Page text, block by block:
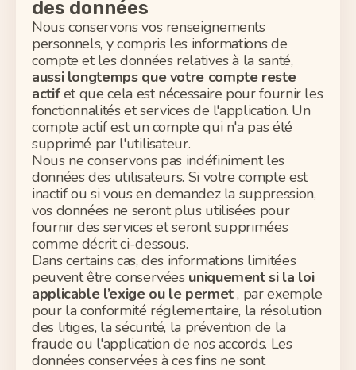
des données
Nous conservons vos renseignements
personnels, y compris les informations de
compte et les données relatives à la santé,
aussi longtemps que votre compte reste
actifet que cela est nécessaire pour fournir les
fonctionnalités et services de l'application. Un
compte actif est un compte qui n'a pas été
supprimé par l'utilisateur.
Nous ne conservons pas indéfiniment les
données des utilisateurs. Si votre compte est
inactif ou si vous en demandez la suppression,
vos données ne seront plus utilisées pour
fournir des services et seront supprimées
comme décrit ci-dessous.
Dans certains cas, des informations limitées
peuvent être conservées uniquement si la loi
applicable l’exige ou le permet, par exemple
pour la conformité réglementaire, la résolution
des litiges, la sécurité, la prévention de la
fraude ou l'application de nos accords. Les
données conservées à ces fins ne sont